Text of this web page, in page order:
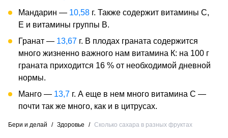
Мандарин — 10,58 г. Также содержит витамины С,
Е и витамины группы В.
Гранат — 13,67 г. В плодах граната содержится
много жизненно важного нам витамина К: на 100 г
граната приходится 16 % от необходимой дневной
нормы.
Манго — 13,7 г. А еще в нем много витамина С —
почти так же много, как и в цитрусах.
Бери и делай / Здоровье / Сколько сахара в разных фруктах